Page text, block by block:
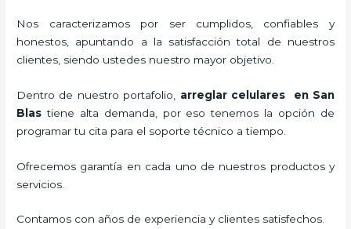
Nos caracterizamos por ser cumplidos, confiables y
honestos, apuntando a la satisfacción total de nuestros
clientes, siendo ustedes nuestro mayor objetivo.
Dentro de nuestro portafolio, arreglar celulares en San
Blas tiene alta demanda, por eso tenemos la opción de
programar tu cita para el soporte técnico a tiempo.
Ofrecemos garantía en cada uno de nuestros productos y
servicios.
Contamos con años de experiencia y clientes satisfechos.